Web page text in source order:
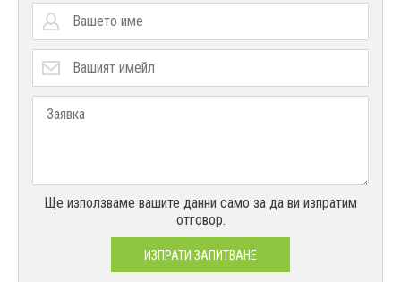
Ще използваме вашите данни само за да ви изпратим
отговор.
ИЗПРАТИ ЗАПИТВАНЕ